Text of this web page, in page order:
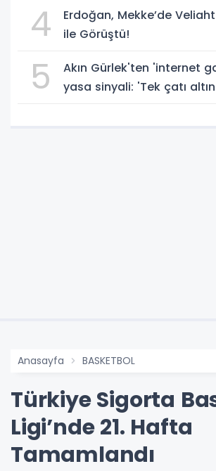
4
Erdoğan, Mekke’de
ile Görüştü!
5
Akın Gürlek'ten 'internet
yasa sinyali: 'Tek çatı
Anasayfa BASKETBOL
Türkiye Sigorta
Ligi’nde 21. Hafta
Tamamlandı